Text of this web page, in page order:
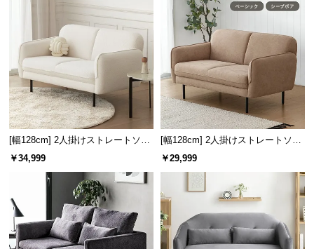
[幅128cm] 2人掛けストレートソフ
ァ シープボアタイプ
￥34,999
[幅128cm] 2人掛けストレートソフ
ァ
￥29,999